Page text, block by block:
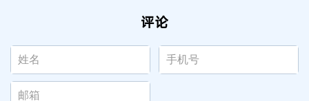
评论